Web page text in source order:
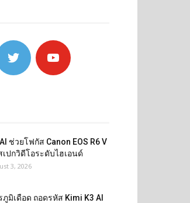
ช่วยโฟกัส Canon EOS R6 V
เปกวิดีโอระดับไฮเอนด์
3, 2026
ภูมิเดือด ถอดรหัส Kimi K3 AI